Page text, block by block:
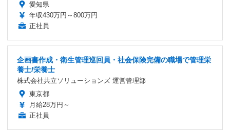
愛知県
年収430万円～800万円
正社員
企画書作成・衛生管理巡回員・社会保険完備の職場で管理栄
養士/栄養士
株式会社共立ソリューションズ 運営管理部
東京都
月給28万円～
正社員